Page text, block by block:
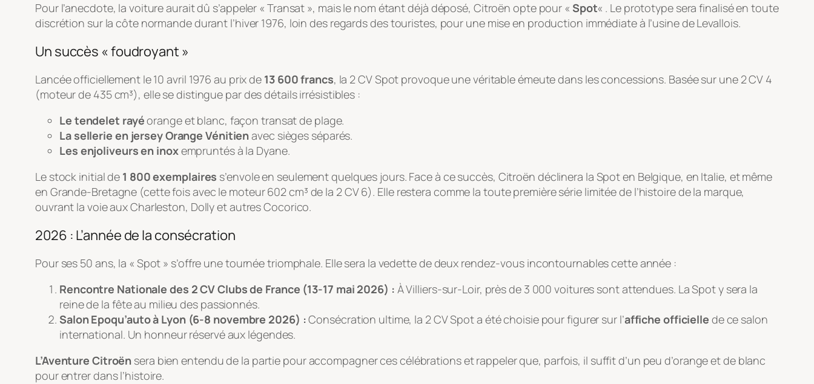
Pour l’anecdote, la voiture aurait dû s’appeler « Transat », mais le nom étant déjà déposé, Citroën opte pour « Spot« . Le prototype sera finalisé en toute
discrétion sur la côte normande durant l’hiver 1976, loin des regards des touristes, pour une mise en production immédiate à l’usine de Levallois.
Un succès « foudroyant »
Lancée officiellement le 10 avril 1976 au prix de 13 600 francs, la 2 CV Spot provoque une véritable émeute dans les concessions. Basée sur une 2 CV 4
(moteur de 435 cm³), elle se distingue par des détails irrésistibles :
Le tendelet rayéorange et blanc, façon transat de plage.
La sellerie en jersey Orange Vénitienavec sièges séparés.
Les enjoliveurs en inoxempruntés à la Dyane.
Le stock initial de 1 800 exemplaires s’envole en seulement quelques jours. Face à ce succès, Citroën déclinera la Spot en Belgique, en Italie, et même
en Grande-Bretagne (cette fois avec le moteur 602 cm³ de la 2 CV 6). Elle restera comme la toute première série limitée de l’histoire de la marque,
ouvrant la voie aux Charleston, Dolly et autres Cocorico.
2026 : L’année de la consécration
Pour ses 50 ans, la « Spot » s’offre une tournée triomphale. Elle sera la vedette de deux rendez-vous incontournables cette année :
Rencontre Nationale des 2 CV Clubs de France (13-17 mai 2026) : À Villiers-sur-Loir, près de 3 000 voitures sont attendues. La Spot y sera la
reine de la fête au milieu des passionnés.
Salon Epoqu’auto à Lyon (6-8 novembre 2026) :Consécration ultime, la 2 CV Spot a été choisie pour figurer sur l’affiche officielle de ce salon
international. Un honneur réservé aux légendes.
L’Aventure Citroën sera bien entendu de la partie pour accompagner ces célébrations et rappeler que, parfois, il suffit d’un peu d’orange et de blanc
pour entrer dans l’histoire.